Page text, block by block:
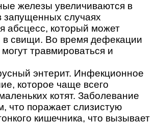
железы увеличиваются в
запущенных случаях
абсцесс, который может
в свищи. Во время дефекации
травмироваться и
энтерит. Инфекционное
которое чаще всего
котят. Заболевание
что поражает слизистую
кишечника, что вызывает